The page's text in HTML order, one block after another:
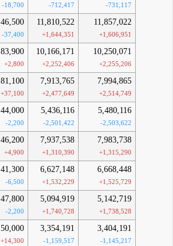
-18,700 -712,417 -731,117
46,500
-37,400
11,810,522
+1,644,351
11,857,022
+1,606,951
83,900
+2,800
10,166,171
+2,252,406
10,250,071
+2,255,206
81,100
+37,100
7,913,765
+2,477,649
7,994,865
+2,514,749
44,000
-2,200
5,436,116
-2,501,422
5,480,116
-2,503,622
46,200
+4,900
7,937,538
+1,310,390
7,983,738
+1,315,290
41,300
-6,500
6,627,148
+1,532,229
6,668,448
+1,525,729
47,800
-2,200
5,094,919
+1,740,728
5,142,719
+1,738,528
50,000
+14,300
3,354,191
-1,159,517
3,404,191
-1,145,217